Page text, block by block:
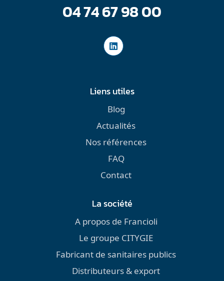
04 74 67 98 00
Liens utiles
Blog
Actualités
Nos références
FAQ
Contact
La société
A propos de Francioli
Le groupe CITYGIE
Fabricant de sanitaires publics
Distributeurs & export